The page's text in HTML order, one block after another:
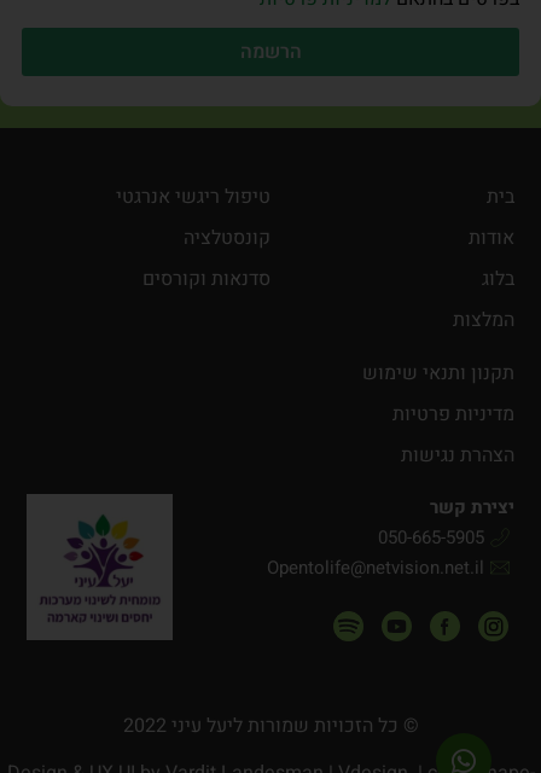
הרשמה
בית
אודות
בלוג
המלצות
טיפול ריגשי אנרגטי
קונסטלציה
סדנאות וקורסים
תקנון ותנאי שימוש
מדיניות פרטיות
הצהרת נגישות
יצירת קשר
050-665-5905
Opentolife@netvision.net.il
© כל הזכויות שמורות ליעל עיני 2022